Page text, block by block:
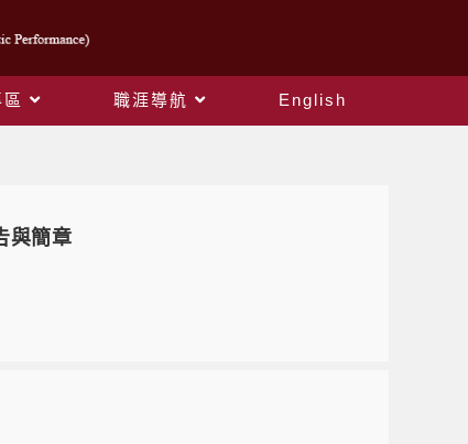
職涯導航 English
與簡章